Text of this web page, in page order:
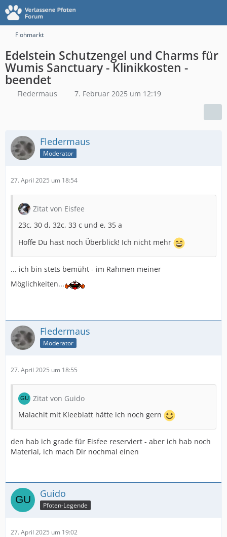
Flohmarkt
Edelstein Schutzengel und Charms für
Wumis Sanctuary - Klinikkosten -
beendet
Fledermaus 7. Februar 2025 um 12:19
Fledermaus
Moderator
27. April 2025 um 18:54
Zitat von Eisfee
23c, 30 d, 32c, 33 c und e, 35 a
Hoffe Du hast noch Überblick! Ich nicht mehr
... ich bin stets bemüht - im Rahmen meiner
Möglichkeiten...
Fledermaus
Moderator
27. April 2025 um 18:55
Zitat von Guido
Malachit mit Kleeblatt hätte ich noch gern
den hab ich grade für Eisfee reserviert - aber ich hab noch
Material, ich mach Dir nochmal einen
Guido
Pfoten-Legende
27. April 2025 um 19:02